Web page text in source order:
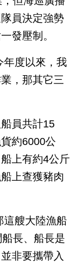
員決定強勢
發壓制。
年度以來，我
，那其它三
員共計15
約6000公
上有約4公斤
上查獲豬肉
這艘大陸漁船
長、船長是
非要攜帶入